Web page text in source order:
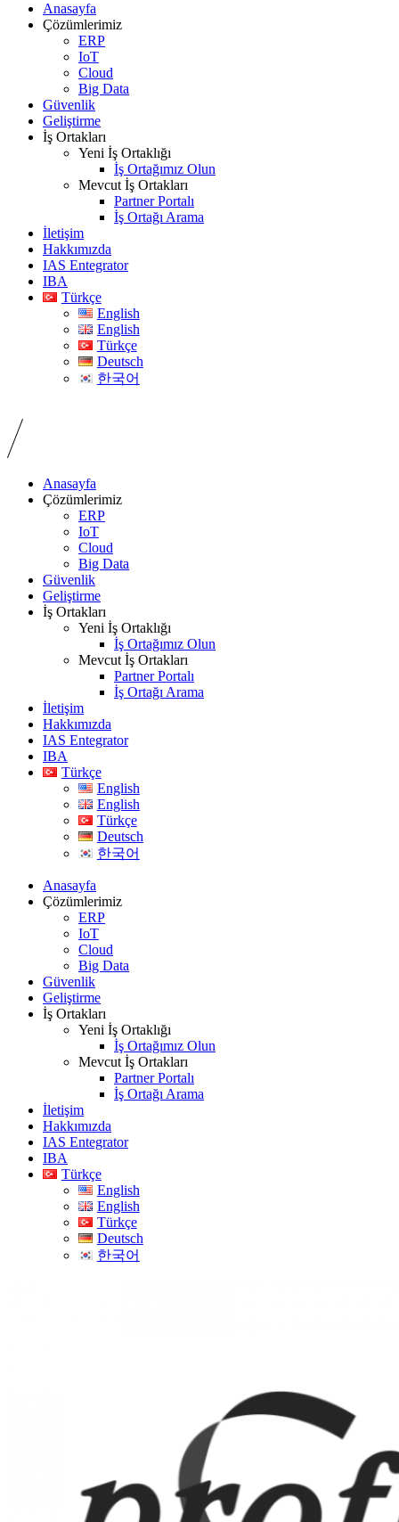
Anasayfa
Çözümlerimiz
ERP
IoT
Cloud
Big Data
Güvenlik
Geliştirme
İş Ortakları
Yeni İş Ortaklığı
İş Ortağımız Olun
Mevcut İş Ortakları
Partner Portalı
İş Ortağı Arama
İletişim
Hakkımızda
IAS Entegrator
IBA
Türkçe
English
English
Türkçe
Deutsch
한국어
Anasayfa
Çözümlerimiz
ERP
IoT
Cloud
Big Data
Güvenlik
Geliştirme
İş Ortakları
Yeni İş Ortaklığı
İş Ortağımız Olun
Mevcut İş Ortakları
Partner Portalı
İş Ortağı Arama
İletişim
Hakkımızda
IAS Entegrator
IBA
Türkçe
English
English
Türkçe
Deutsch
한국어
Anasayfa
Çözümlerimiz
ERP
IoT
Cloud
Big Data
Güvenlik
Geliştirme
İş Ortakları
Yeni İş Ortaklığı
İş Ortağımız Olun
Mevcut İş Ortakları
Partner Portalı
İş Ortağı Arama
İletişim
Hakkımızda
IAS Entegrator
IBA
Türkçe
English
English
Türkçe
Deutsch
한국어